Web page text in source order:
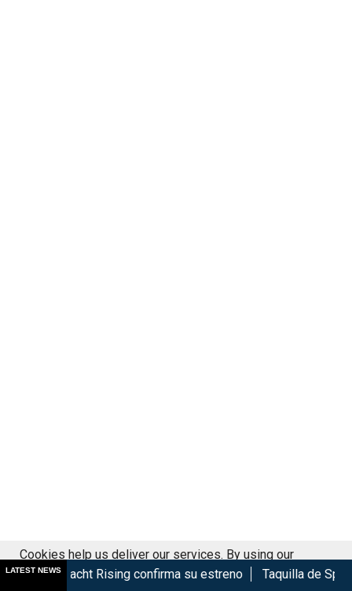
LATEST NEWSconfirma su estreno Taquilla de Spider-Man Brand
Cookies help us deliver our services. By using our
services, you agree to our use of cookies.
Got it